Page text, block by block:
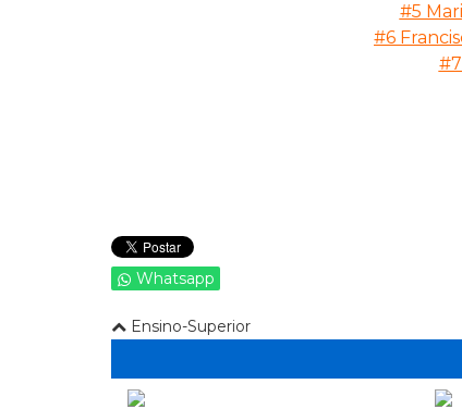
#5
#6
Whatsapp
Ensino-Superior